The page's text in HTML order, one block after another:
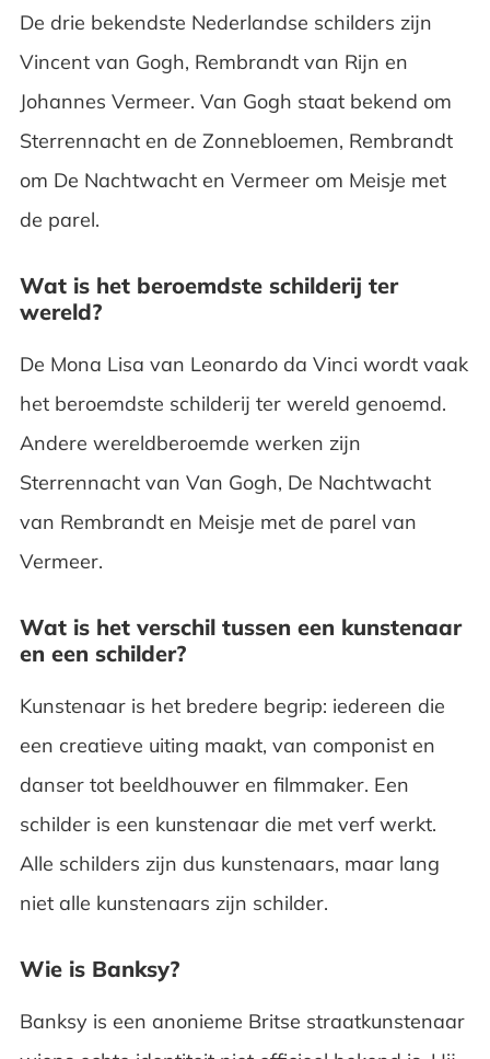
De drie bekendste Nederlandse schilders zijn
Vincent van Gogh, Rembrandt van Rijn en
Johannes Vermeer. Van Gogh staat bekend om
Sterrennacht en de Zonnebloemen, Rembrandt
om De Nachtwacht en Vermeer om Meisje met
de parel.
Wat is het beroemdste schilderij ter
wereld?
De Mona Lisa van Leonardo da Vinci wordt vaak
het beroemdste schilderij ter wereld genoemd.
Andere wereldberoemde werken zijn
Sterrennacht van Van Gogh, De Nachtwacht
van Rembrandt en Meisje met de parel van
Vermeer.
Wat is het verschil tussen een kunstenaar
en een schilder?
Kunstenaar is het bredere begrip: iedereen die
een creatieve uiting maakt, van componist en
danser tot beeldhouwer en filmmaker. Een
schilder is een kunstenaar die met verf werkt.
Alle schilders zijn dus kunstenaars, maar lang
niet alle kunstenaars zijn schilder.
Wie is Banksy?
Banksy is een anonieme Britse straatkunstenaar